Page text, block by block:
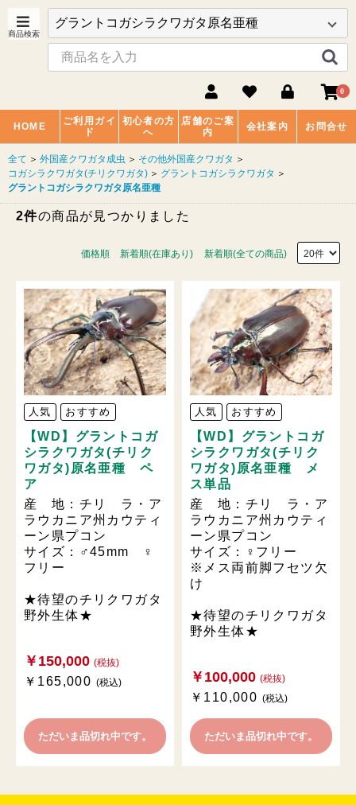
0
HOME
ご利用ガイ
ド
初心者の方
へ
店舗のご案
内
会社案内 お問合せ
全て ＞ 外国産クワガタ成虫 ＞ その他外国産クワガタ ＞
コガシラクワガタ(チリクワガタ) ＞ グラントコガシラクワガタ ＞
グラントコガシラクワガタ原名亜種
2件の商品が見つかりました
価格順 新着順(在庫あり) 新着順(全ての商品)
人気 おすすめ
【WD】グラントコガ
シラクワガタ(チリク
ワガタ)原名亜種 ペ
ア
産 地：チリ ラ・ア
ラウカニア州カウティ
ーン県プコン
サイズ：♂45mm ♀
フリー
★待望のチリクワガタ
野外生体★
￥150,000 (税抜)
￥165,000 (税込)
ただいま品切れ中です。
人気 おすすめ
【WD】グラントコガ
シラクワガタ(チリク
ワガタ)原名亜種 メ
ス単品
産 地：チリ ラ・ア
ラウカニア州カウティ
ーン県プコン
サイズ：♀フリー
※メス両前脚フセツ欠
け
★待望のチリクワガタ
野外生体★
￥100,000 (税抜)
￥110,000 (税込)
ただいま品切れ中です。